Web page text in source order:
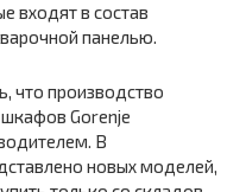
входят в состав
панелью.
что производство
Gorenje
В
новых моделей,